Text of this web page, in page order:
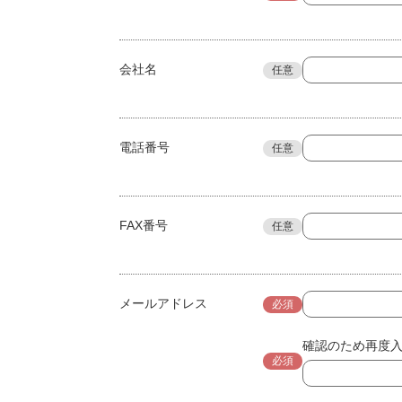
会社名 任意
電話番号 任意
FAX番号 任意
メールアドレス 必須
必須
確認のため再度